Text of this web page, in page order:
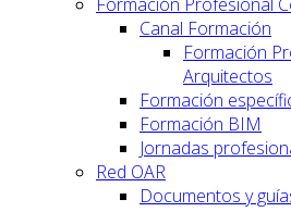
Canal Formación
Formación
Arquitectos
Formación
Formación BIM
Jornadas
Red OAR
Documentos y